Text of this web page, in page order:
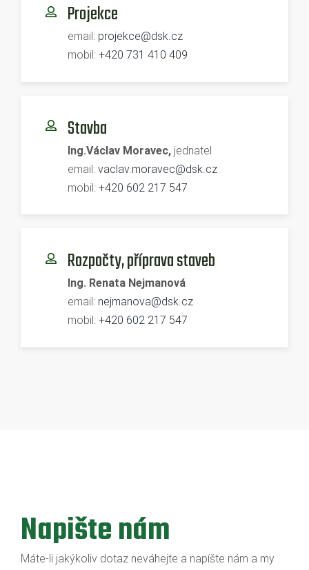
Projekce
email: projekce@dsk.cz
mobil:+420 731 410 409
Stavba
Ing.Václav Moravec, jednatel
email:vaclav.moravec@dsk.cz
mobil:+420 602 217 547
Rozpočty, příprava staveb
Ing. Renata Nejmanová
email: nejmanova@dsk.cz
mobil:+420 602 217 547
Napište nám
Máte-li jakýkoliv dotaz neváhejte a napíšte nám a my